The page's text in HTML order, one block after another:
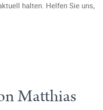
halten. Helfen Sie uns,
Matthias